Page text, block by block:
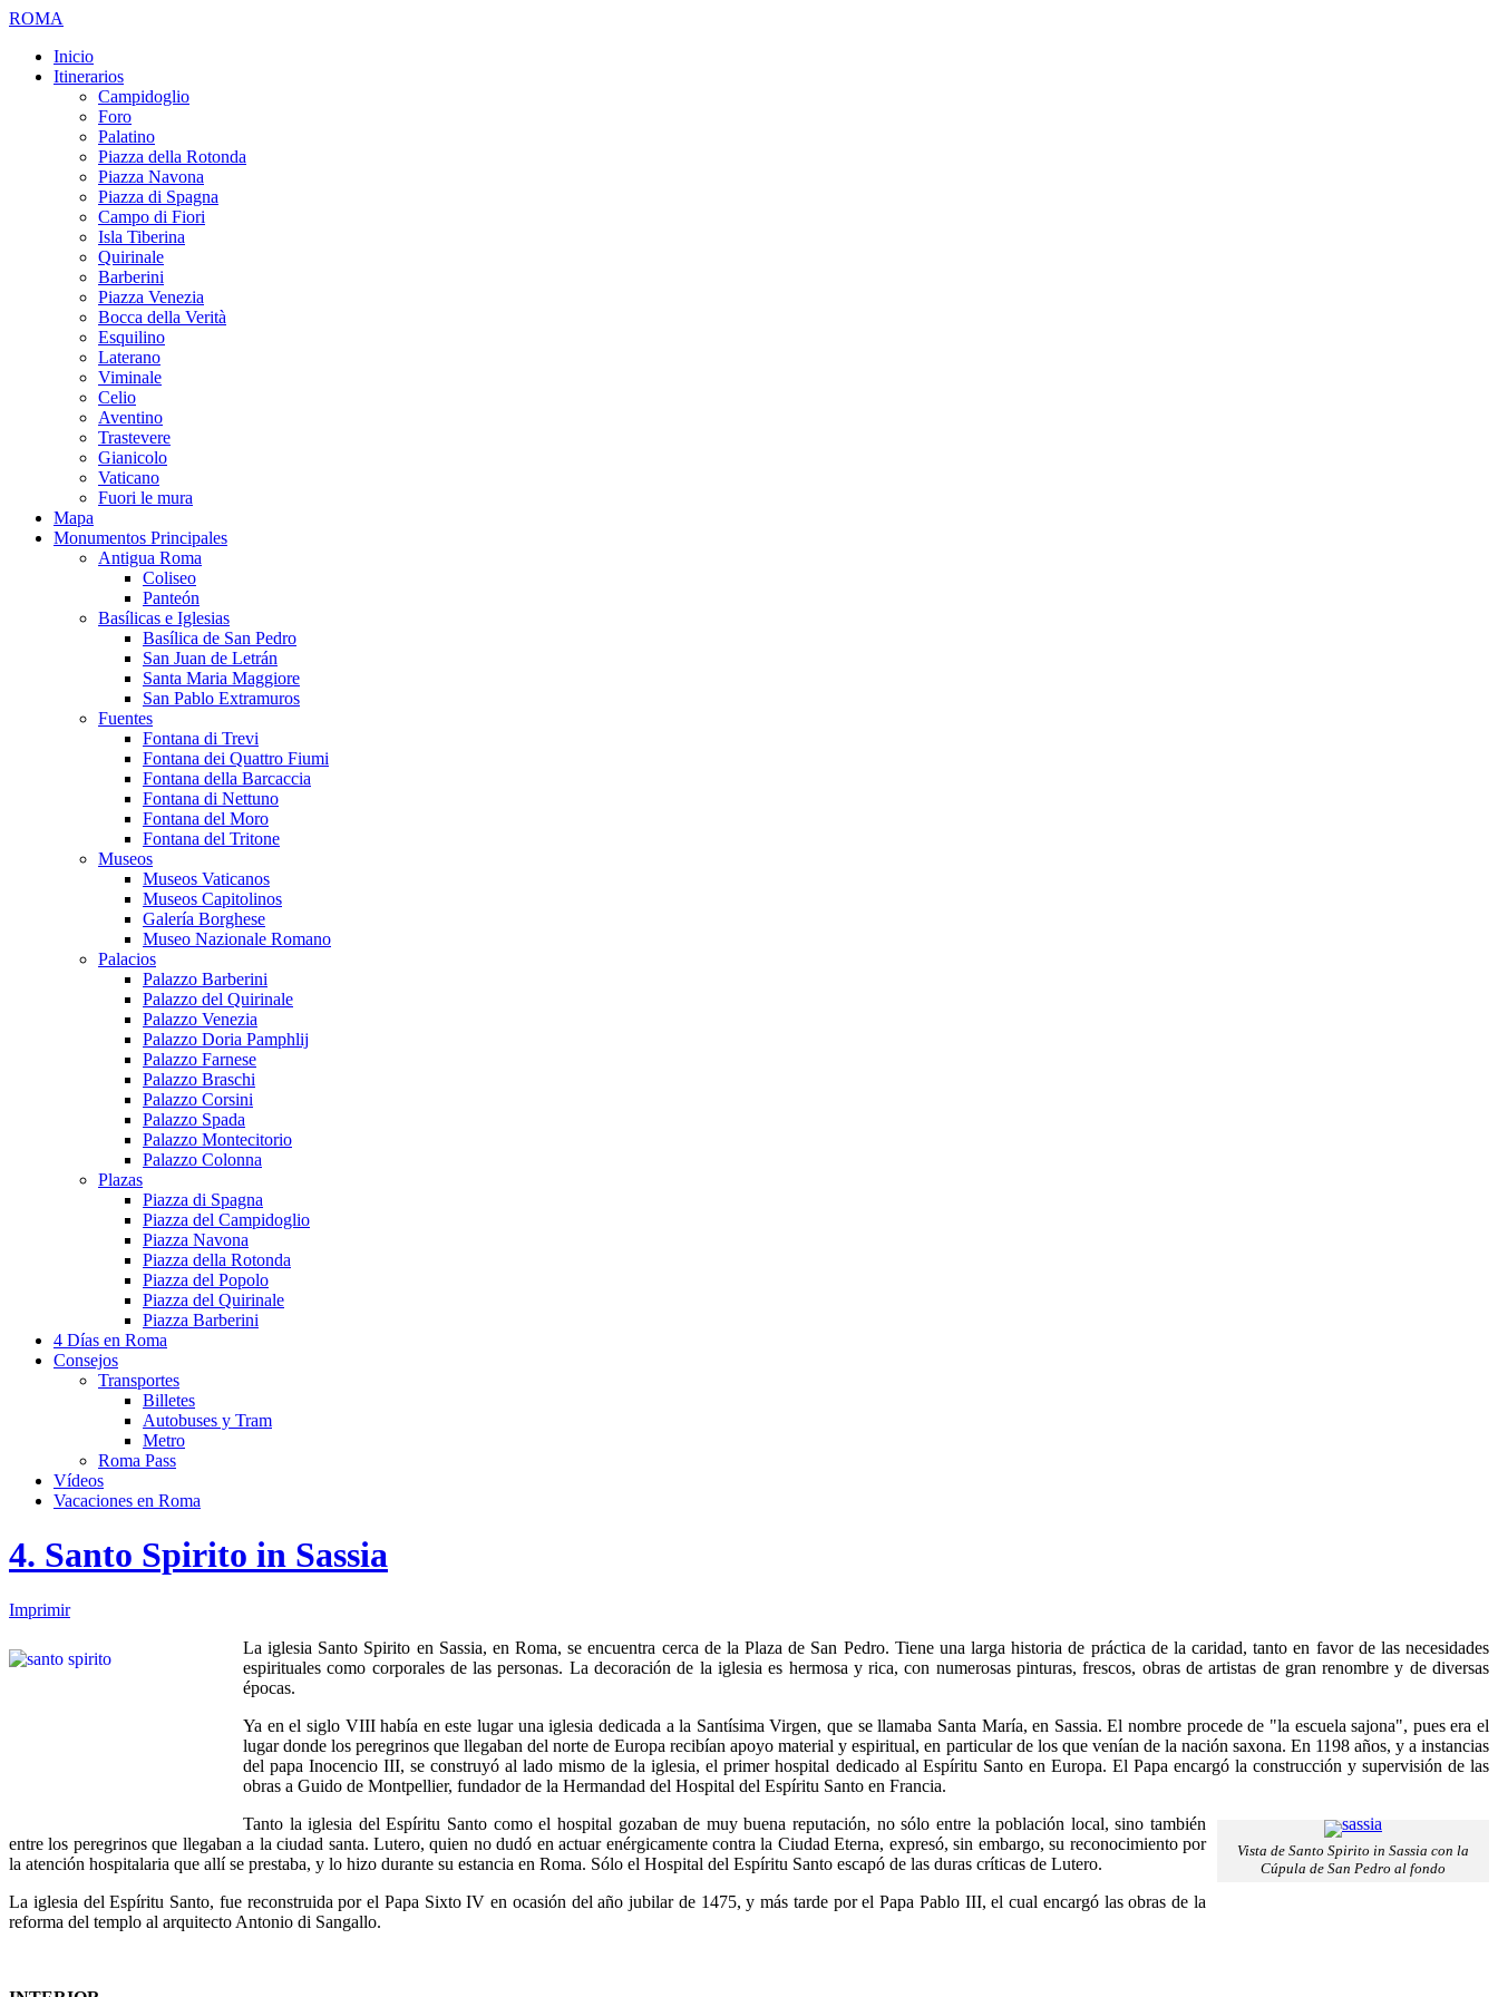
ROMA
Inicio
Itinerarios
Campidoglio
Foro
Palatino
Piazza della Rotonda
Piazza Navona
Piazza di Spagna
Campo di Fiori
Isla Tiberina
Quirinale
Barberini
Piazza Venezia
Bocca della Verità
Esquilino
Laterano
Viminale
Celio
Aventino
Trastevere
Gianicolo
Vaticano
Fuori le mura
Mapa
Monumentos Principales
Antigua Roma
Coliseo
Panteón
Basílicas e Iglesias
Basílica de San Pedro
San Juan de Letrán
Santa Maria Maggiore
San Pablo Extramuros
Fuentes
Fontana di Trevi
Fontana dei Quattro Fiumi
Fontana della Barcaccia
Fontana di Nettuno
Fontana del Moro
Fontana del Tritone
Museos
Museos Vaticanos
Museos Capitolinos
Galería Borghese
Museo Nazionale Romano
Palacios
Palazzo Barberini
Palazzo del Quirinale
Palazzo Venezia
Palazzo Doria Pamphlij
Palazzo Farnese
Palazzo Braschi
Palazzo Corsini
Palazzo Spada
Palazzo Montecitorio
Palazzo Colonna
Plazas
Piazza di Spagna
Piazza del Campidoglio
Piazza Navona
Piazza della Rotonda
Piazza del Popolo
Piazza del Quirinale
Piazza Barberini
4 Días en Roma
Consejos
Transportes
Billetes
Autobuses y Tram
Metro
Roma Pass
Vídeos
Vacaciones en Roma
4. Santo Spirito in Sassia
Imprimir
La iglesia Santo Spirito en Sassia, en Roma, se encuentra cerca de la Plaza de San Pedro. Tiene una larga historia de práctica de la caridad, tanto en favor de las necesidades
espirituales como corporales de las personas. La decoración de la iglesia es hermosa y rica, con numerosas pinturas, frescos, obras de artistas de gran renombre y de diversas
épocas.
Ya en el siglo VIII había en este lugar una iglesia dedicada a la Santísima Virgen, que se llamaba Santa María, en Sassia. El nombre procede de "la escuela sajona", pues era el
lugar donde los peregrinos que llegaban del norte de Europa recibían apoyo material y espiritual, en particular de los que venían de la nación saxona. En 1198 años, y a instancias
del papa Inocencio III, se construyó al lado mismo de la iglesia, el primer hospital dedicado al Espíritu Santo en Europa. El Papa encargó la construcción y supervisión de las
obras a Guido de Montpellier, fundador de la Hermandad del Hospital del Espíritu Santo en Francia.
Vista de Santo Spirito in Sassia con la
Cúpula de San Pedro al fondo
Tanto la iglesia del Espíritu Santo como el hospital gozaban de muy buena reputación, no sólo entre la población local, sino también
entre los peregrinos que llegaban a la ciudad santa. Lutero, quien no dudó en actuar enérgicamente contra la Ciudad Eterna, expresó, sin embargo, su reconocimiento por
la atención hospitalaria que allí se prestaba, y lo hizo durante su estancia en Roma. Sólo el Hospital del Espíritu Santo escapó de las duras críticas de Lutero.
La iglesia del Espíritu Santo, fue reconstruida por el Papa Sixto IV en ocasión del año jubilar de 1475, y más tarde por el Papa Pablo III, el cual encargó las obras de la
reforma del templo al arquitecto Antonio di Sangallo.